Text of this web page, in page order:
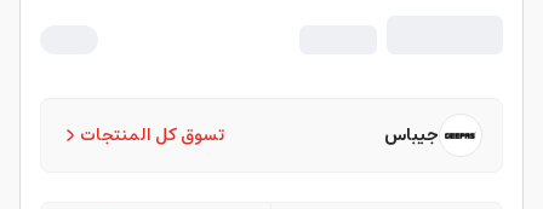
Cold Beverages, for 24 Hours/
Comfortable to Hold and Easy to Carry/
تسوق كل المنتجات جيباس